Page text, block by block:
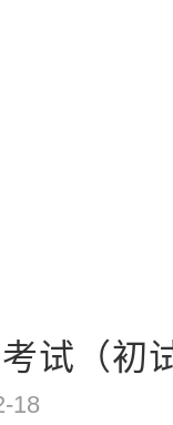
试（初
18